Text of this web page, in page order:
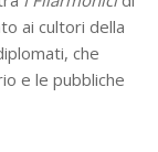
ai cultori della
che
e le pubbliche